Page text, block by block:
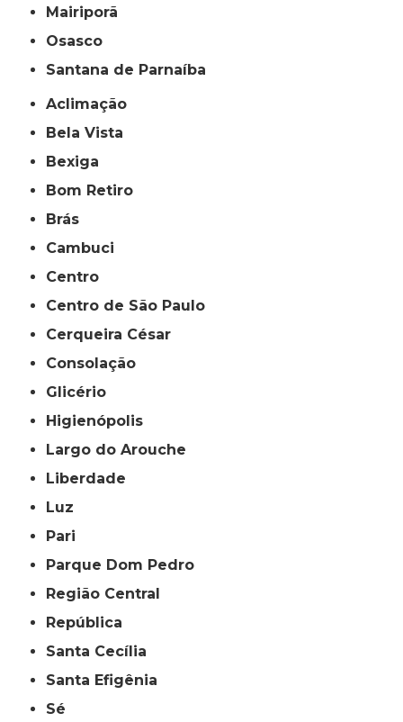
Mairiporã
Osasco
Santana de Parnaíba
Aclimação
Bela Vista
Bexiga
Bom Retiro
Brás
Cambuci
Centro
Centro de São Paulo
Cerqueira César
Consolação
Glicério
Higienópolis
Largo do Arouche
Liberdade
Luz
Pari
Parque Dom Pedro
Região Central
República
Santa Cecília
Santa Efigênia
Sé